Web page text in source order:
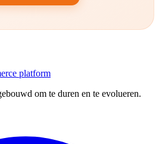
om te duren en te evolueren.